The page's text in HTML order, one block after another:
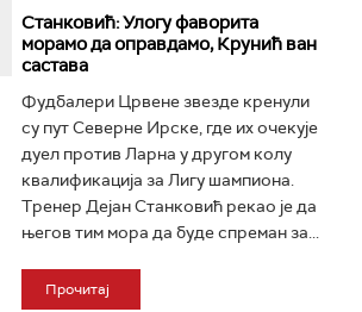
Станковић: Улогу фаворита
морамо да оправдамо, Крунић ван
састава
Фудбалери Црвене звезде кренули
су пут Северне Ирске, где их очекује
дуел против Ларна у другом колу
квалификација за Лигу шампиона.
Тренер Дејан Станковић рекао је да
његов тим мора да буде спреман за...
Прочитај